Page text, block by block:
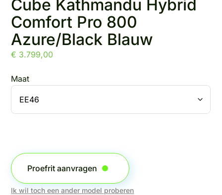
Cube Kathmandu Hybrid
Comfort Pro 800
Azure/Black Blauw
€ 3.799,00
Maat
Proefrit aanvragen
Ik wil toch een ander model proberen